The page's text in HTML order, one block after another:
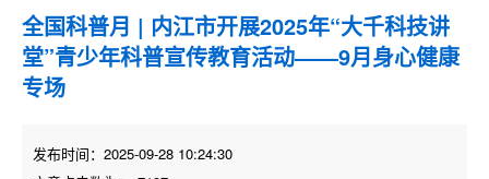
全国科普月 | 内江市开展2025年“大千科技讲
堂”青少年科普宣传教育活动——9月身心健康
专场
发布时间：2025-09-28 10:24:30